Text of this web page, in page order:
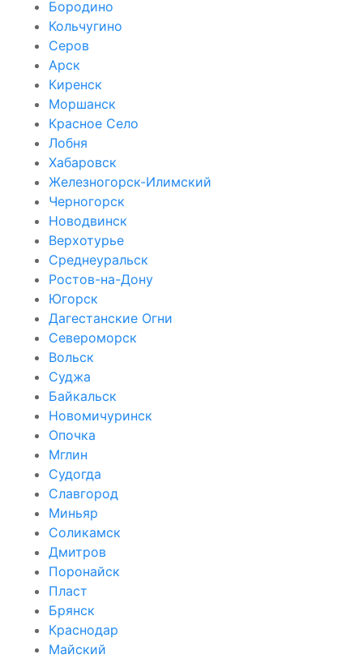
Бородино
Кольчугино
Серов
Арск
Киренск
Моршанск
Красное Село
Лобня
Хабаровск
Железногорск-Илимский
Черногорск
Новодвинск
Верхотурье
Среднеуральск
Ростов-на-Дону
Югорск
Дагестанские Огни
Североморск
Вольск
Суджа
Байкальск
Новомичуринск
Опочка
Мглин
Судогда
Славгород
Миньяр
Соликамск
Дмитров
Поронайск
Пласт
Брянск
Краснодар
Майский